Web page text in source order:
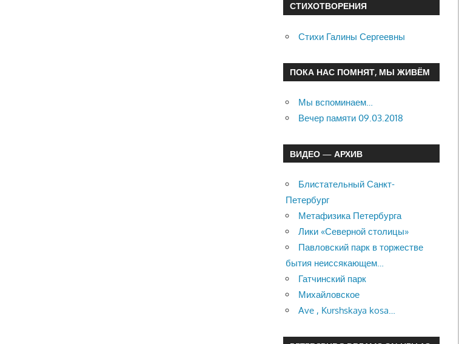
СТИХОТВОРЕНИЯ
Стихи Галины Сергеевны
ПОКА НАС ПОМНЯТ, МЫ ЖИВЁМ
Мы вспоминаем…
Вечер памяти 09.03.2018
ВИДЕО — АРХИВ
Блистательный Санкт-
Петербург
Метафизика Петербурга
Лики «Северной столицы»
Павловский парк в торжестве
бытия неиссякающем…
Гатчинский парк
Михайловское
Ave , Kurshskaya kosa…